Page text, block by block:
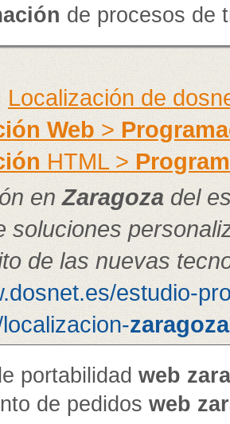
de procesos de
Localización de
Web>
HTML >
enZaragoza del
soluciones
de las nuevas
estudio-
zaragoza
portabilidad web
de pedidos web